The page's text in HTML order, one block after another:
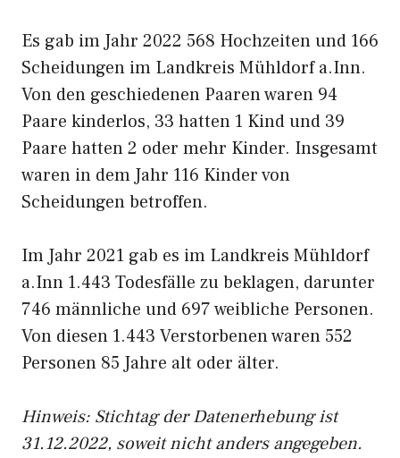
Es gab im Jahr 2022 568 Hochzeiten und 166
Scheidungen im Landkreis Mühldorf a.Inn.
Von den geschiedenen Paaren waren 94
Paare kinderlos, 33 hatten 1 Kind und 39
Paare hatten 2 oder mehr Kinder. Insgesamt
waren in dem Jahr 116 Kinder von
Scheidungen betroffen.
Im Jahr 2021 gab es im Landkreis Mühldorf
a.Inn 1.443 Todesfälle zu beklagen, darunter
746 männliche und 697 weibliche Personen.
Von diesen 1.443 Verstorbenen waren 552
Personen 85 Jahre alt oder älter.
Hinweis: Stichtag der Datenerhebung ist
31.12.2022, soweit nicht anders angegeben.